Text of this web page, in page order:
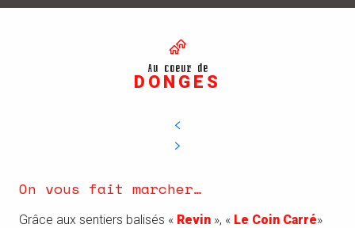
Au coeur de
DONGES
On vous fait marcher…
Grâce aux sentiers balisés « Revin », « Le Coin Carré»